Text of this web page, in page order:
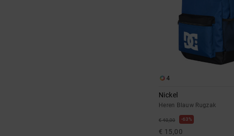
4
Nickel
Heren Blauw Rugzak
€ 40,00 63%
€ 15,00